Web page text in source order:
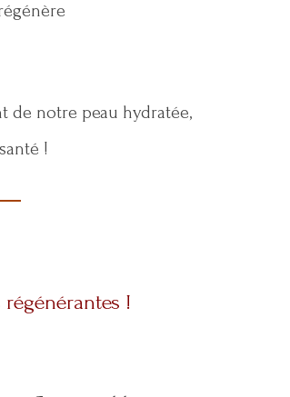
de notre peau hydratée,
!
!